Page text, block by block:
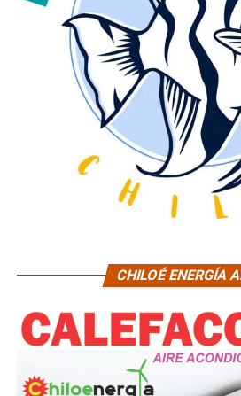
CHILOÉ ENERGÍA